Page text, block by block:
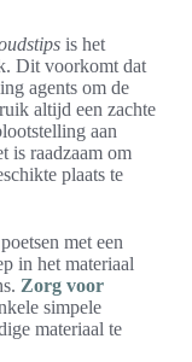
is het
Dit voorkomt dat
agents om de
altijd een zachte
aan
is raadzaam om
plaats te
met een
in het materiaal
Zorg voor
simpele
materiaal te